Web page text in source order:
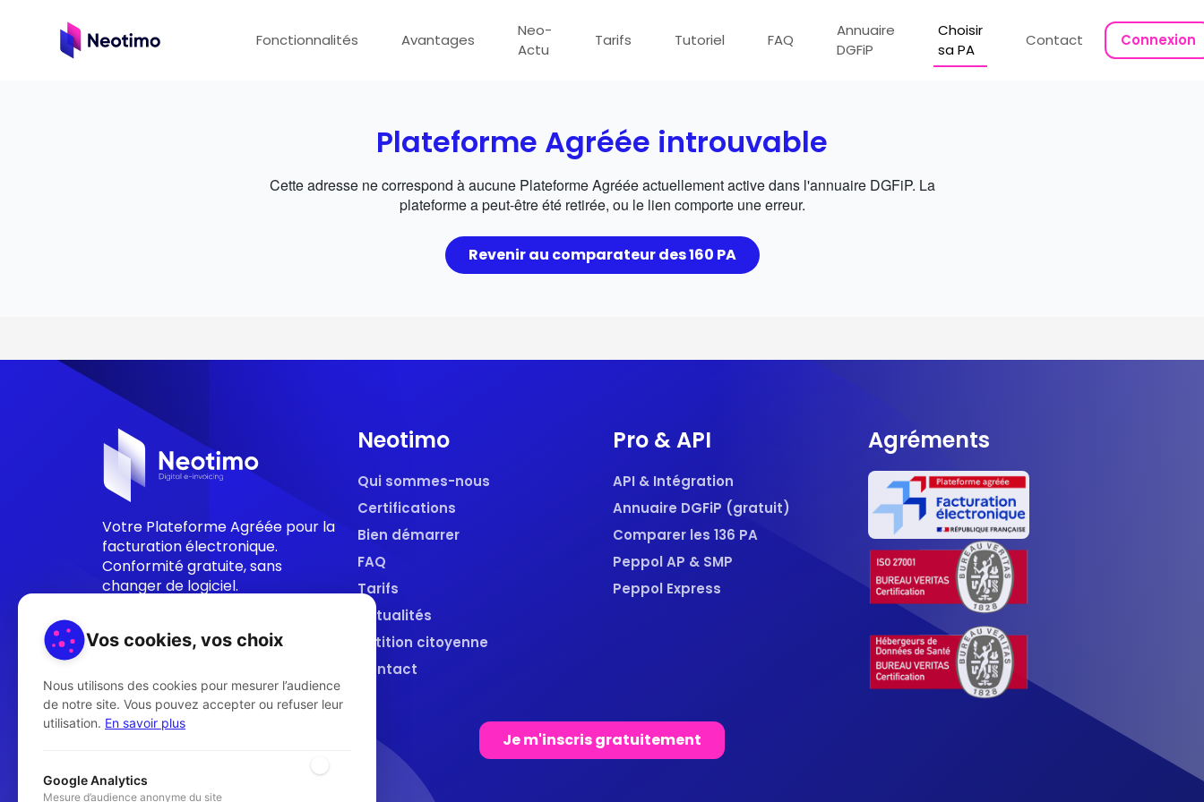
Fonctionnalités Avantages
Neo-
Actu
Tarifs Tutoriel FAQ
Annuaire
DGFiP
Choisir
sa PA
Contact Connexion
Plateforme Agréée introuvable
Cette adresse ne correspond à aucune Plateforme Agréée actuellement active dans l'annuaire DGFiP. La
plateforme a peut-être été retirée, ou le lien comporte une erreur.
Revenir au comparateur des 160 PA
Votre Plateforme Agréée pour la
facturation électronique.
Conformité gratuite, sans
changer de logiciel.
Neotimo
Qui sommes-nous
Certifications
Bien démarrer
FAQ
Tarifs
Actualités
Pétition citoyenne
Contact
Pro & API
API & Intégration
Annuaire DGFiP (gratuit)
Comparer les 136 PA
Peppol AP & SMP
Peppol Express
Agréments
Je m'inscris gratuitement
Vos cookies, vos choix
Nous utilisons des cookies pour mesurer l’audience
de notre site. Vous pouvez accepter ou refuser leur
utilisation. En savoir plus
Google Analytics
Mesure d’audience anonyme du site